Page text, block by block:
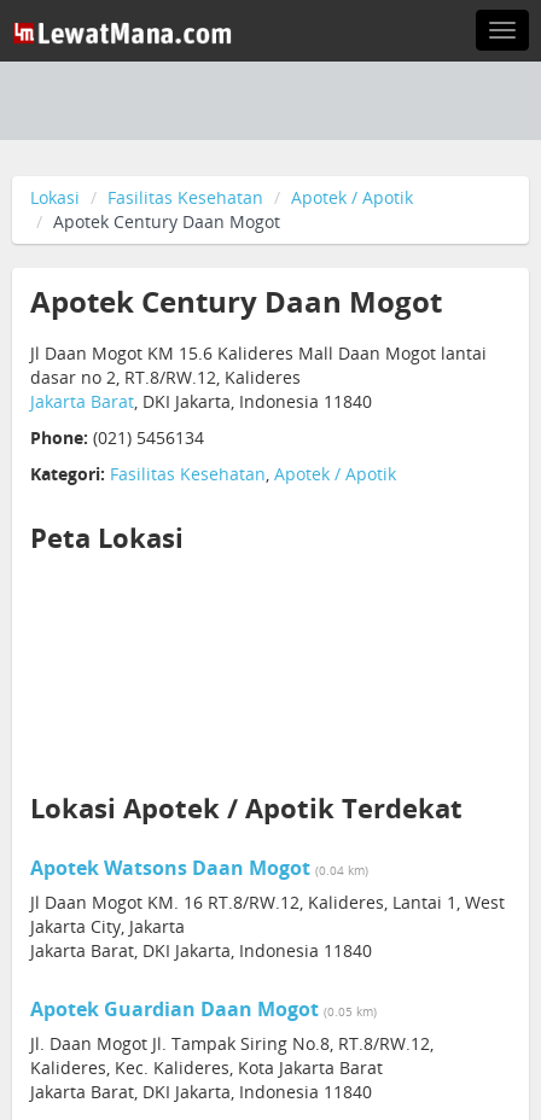
Lokasi Fasilitas Kesehatan
Apotek / Apotik
Apotek Century Daan Mogot
Apotek Century Daan Mogot
Jl Daan Mogot KM 15.6 Kalideres Mall Daan Mogot lantai
dasar no 2, RT.8/RW.12, Kalideres
Jakarta Barat, DKI Jakarta, Indonesia 11840
Phone: (021) 5456134
Kategori: Fasilitas Kesehatan, Apotek / Apotik
Peta Lokasi
Lokasi Apotek / Apotik Terdekat
Apotek Watsons Daan Mogot (0.04 km)
Jl Daan Mogot KM. 16 RT.8/RW.12, Kalideres, Lantai 1, West
Jakarta City, Jakarta
Jakarta Barat, DKI Jakarta, Indonesia 11840
Apotek Guardian Daan Mogot (0.05 km)
Jl. Daan Mogot Jl. Tampak Siring No.8, RT.8/RW.12,
Kalideres, Kec. Kalideres, Kota Jakarta Barat
Jakarta Barat, DKI Jakarta, Indonesia 11840